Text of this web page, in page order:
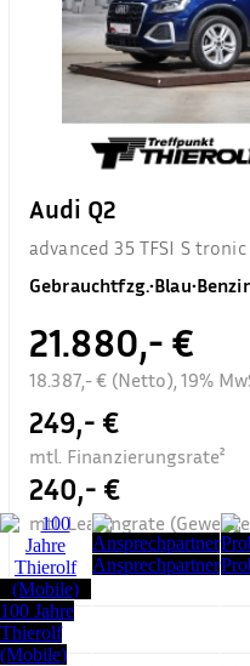
Audi Q2
advanced 35 TFSI S tronic
Gebrauchtfzg.•Blau•
21.880,- €
18.387,- € (Netto), 19%
249,- €
mtl. Finanzierungsrate²
240,- €
mtl. Leasingrate
100 Jahre
Thierolf
(Mobile)
Ansprechpartner